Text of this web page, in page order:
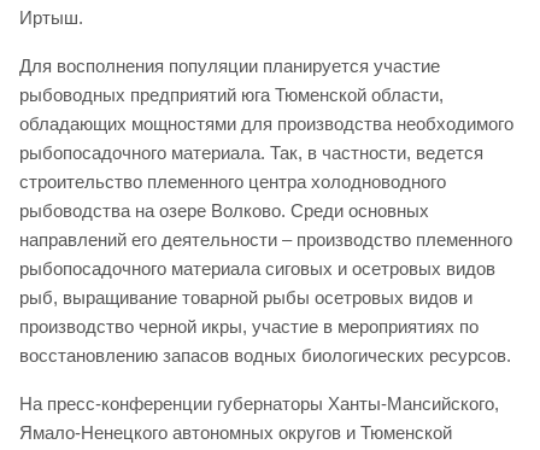
Иртыш.
Для восполнения популяции планируется участие
рыбоводных предприятий юга Тюменской области,
обладающих мощностями для производства необходимого
рыбопосадочного материала. Так, в частности, ведется
строительство племенного центра холодноводного
рыбоводства на озере Волково. Среди основных
направлений его деятельности – производство племенного
рыбопосадочного материала сиговых и осетровых видов
рыб, выращивание товарной рыбы осетровых видов и
производство черной икры, участие в мероприятиях по
восстановлению запасов водных биологических ресурсов.
На пресс-конференции губернаторы Ханты-Мансийского,
Ямало-Ненецкого автономных округов и Тюменской